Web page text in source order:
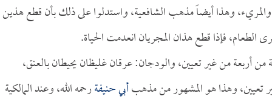
والمريء، وهذا أيضاً مذهب الشافعية، واستدلوا على ذلك بأن قطع هذين
الطعام، فإذا قطع هذان المجريان انعدمت الحياة.
من أربعة من غير تعيين، والودجان: عرقان غليظان يحيطان بالعنق،
تعيين، وهذا هو المشهور من مذهبأبي حنيفةرحمه الله، وعند المالكية